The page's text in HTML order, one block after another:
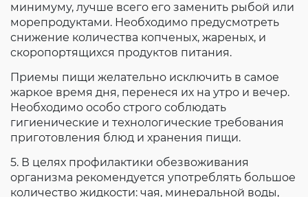
минимуму, лучше всего его заменить рыбой или
морепродуктами. Необходимо предусмотреть
снижение количества копченых, жареных, и
скоропортящихся продуктов питания.
Приемы пищи желательно исключить в самое
жаркое время дня, перенеся их на утро и вечер.
Необходимо особо строго соблюдать
гигиенические и технологические требования
приготовления блюд и хранения пищи.
5. В целях профилактики обезвоживания
организма рекомендуется употреблять большое
количество жидкости: чая, минеральной воды,